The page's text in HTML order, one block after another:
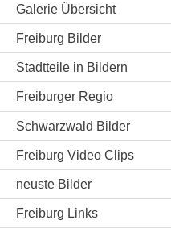
Galerie Übersicht
Freiburg Bilder
Stadtteile in Bildern
Freiburger Regio
Schwarzwald Bilder
Freiburg Video Clips
neuste Bilder
Freiburg Links